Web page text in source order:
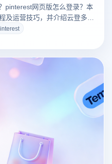
pinterest网页版怎么登录？本
运营技巧，并介绍云登多开
与高效运营。